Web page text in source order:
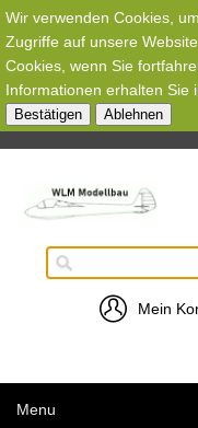
Wir verwenden Cookies,
Zugriffe auf unsere
Cookies, wenn Sie
Informationen erhalten Sie
Bestätigen Ablehnen
Mein
Menu